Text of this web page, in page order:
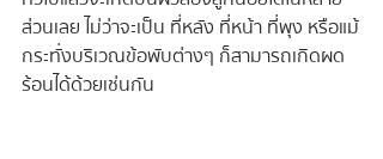
ส่วนเลย ไม่ว่าจะเป็น ที่หลัง ที่หน้า ที่พุง หรือแม้
กระทั่งบริเวณข้อพับต่างๆ ก็สามารถเกิดผด
ร้อนได้ด้วยเช่นกัน